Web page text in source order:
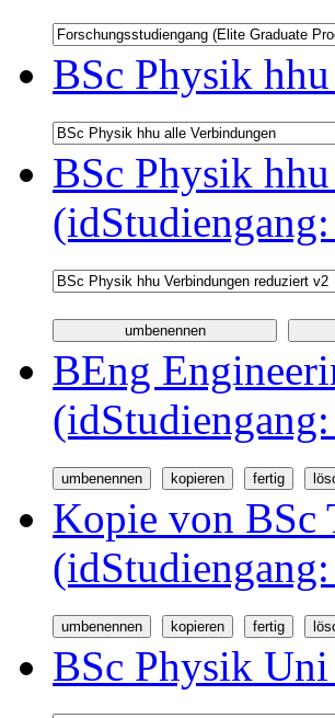
BSc Physik
BSc Physik
BEng
Kopie von BSc
BSc Physik